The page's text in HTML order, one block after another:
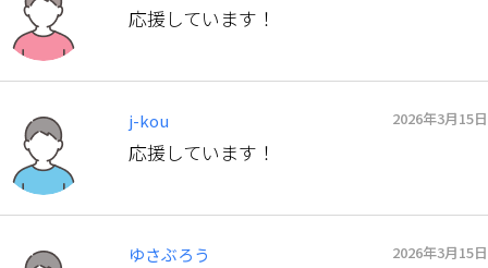
応援しています！
j-kou 2026年3月15日
応援しています！
ゆさぶろう 2026年3月15日